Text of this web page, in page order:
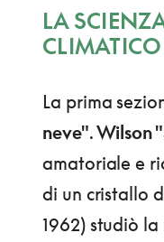
LA
CLIMATICO
La prima
neve".Wilson
amatoriale e
di un cristallo
1962) studiò